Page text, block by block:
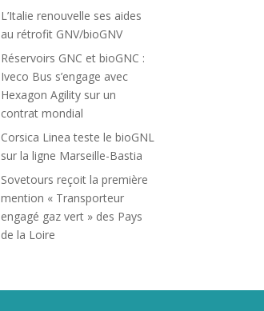
L’Italie renouvelle ses aides
au rétrofit GNV/bioGNV
Réservoirs GNC et bioGNC :
Iveco Bus s’engage avec
Hexagon Agility sur un
contrat mondial
Corsica Linea teste le bioGNL
sur la ligne Marseille-Bastia
Sovetours reçoit la première
mention « Transporteur
engagé gaz vert » des Pays
de la Loire